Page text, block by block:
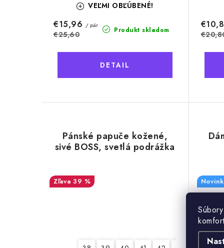
VEĽMI OBĽÚBENÉ!
Produkt skladom
€15,96 / pár
€25,60
DETAIL
Pánské papuče kožené,
sivé BOSS, svetlá podrážka
39 %